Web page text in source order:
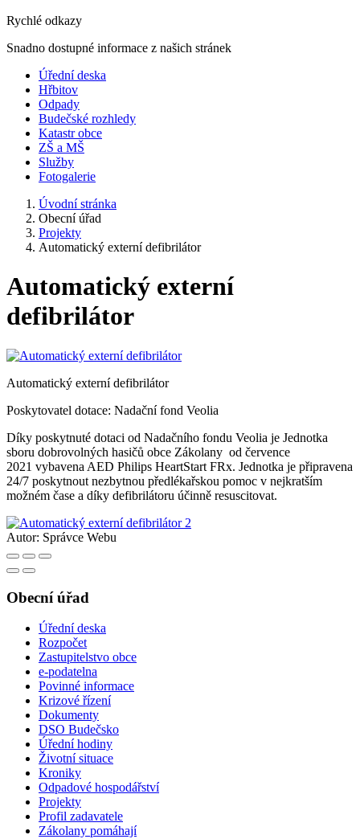
Rychlé odkazy
Snadno dostupné informace z našich stránek
Úřední deska
Hřbitov
Odpady
Budečské rozhledy
Katastr obce
ZŠ a MŠ
Služby
Fotogalerie
Úvodní stránka
Obecní úřad
Projekty
Automatický externí defibrilátor
Automatický externí
defibrilátor
Automatický externí defibrilátor
Poskytovatel dotace: Nadační fond Veolia
Díky poskytnuté dotaci od Nadačního fondu Veolia je Jednotka
sboru dobrovolných hasičů obce Zákolany od července
2021 vybavena AED Philips HeartStart FRx. Jednotka je připravena
24/7 poskytnout nezbytnou předlékařskou pomoc v nejkratším
možném čase a díky defibrilátoru účinně resuscitovat.
Autor: Správce Webu
Obecní úřad
Úřední deska
Rozpočet
Zastupitelstvo obce
e-podatelna
Povinné informace
Krizové řízení
Dokumenty
DSO Budečsko
Úřední hodiny
Životní situace
Kroniky
Odpadové hospodářství
Projekty
Profil zadavatele
Zákolany pomáhají